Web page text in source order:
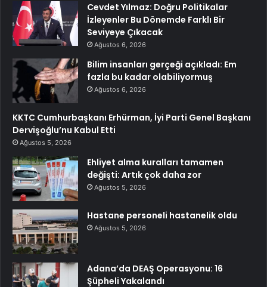
Cevdet Yılmaz: Doğru Politikalar
İzleyenler Bu Dönemde Farklı Bir
Seviyeye Çıkacak
Ağustos 6, 2026
Bilim insanları gerçeği açıkladı: Em
fazla bu kadar olabiliyormuş
Ağustos 6, 2026
KKTC Cumhurbaşkanı Erhürman, İyi Parti Genel Başkanı
Dervişoğlu’nu Kabul Etti
Ağustos 5, 2026
Ehliyet alma kuralları tamamen
değişti: Artık çok daha zor
Ağustos 5, 2026
Hastane personeli hastanelik oldu
Ağustos 5, 2026
Adana’da DEAŞ Operasyonu: 16
Şüpheli Yakalandı